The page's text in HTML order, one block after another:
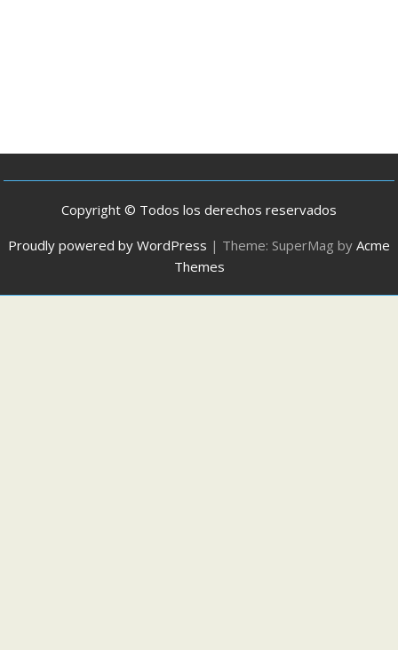
Copyright © Todos los derechos reservados
Proudly powered by WordPress | Theme: SuperMag by Acme
Themes